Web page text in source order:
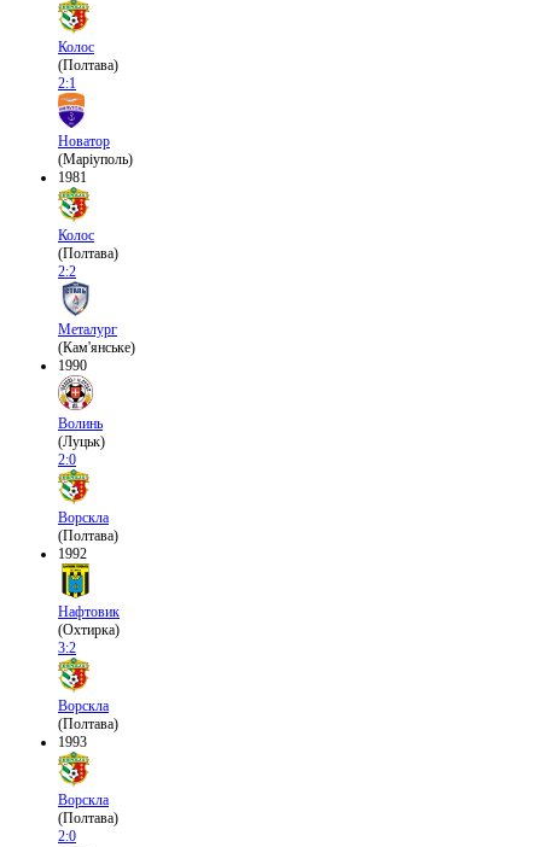
Колос
(Полтава)
2:1
Новатор
(Маріуполь)
1981
Колос
(Полтава)
2:2
Металург
(Кам'янське)
1990
Волинь
(Луцьк)
2:0
Ворскла
(Полтава)
1992
Нафтовик
(Охтирка)
3:2
Ворскла
(Полтава)
1993
Ворскла
(Полтава)
2:0